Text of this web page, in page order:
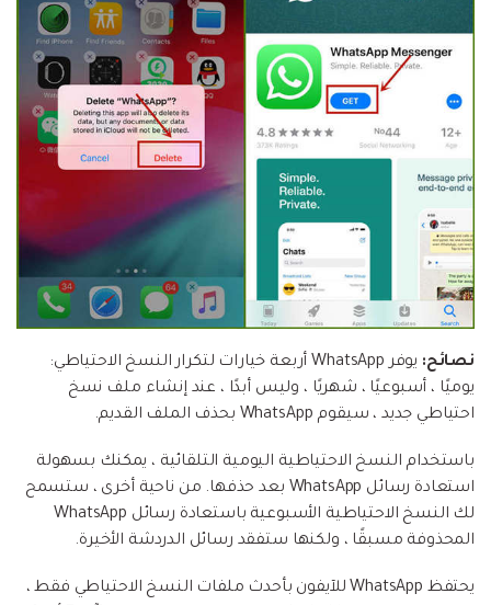
نصائح:
يوفر WhatsApp أربعة خيارات لتكرار النسخ الاحتياطي:
يوميًا ، أسبوعيًا ، شهريًا ، وليس أبدًا ، عند إنشاء ملف نسخ
احتياطي جديد ، سيقوم WhatsApp بحذف الملف القديم.
باستخدام النسخ الاحتياطية اليومية التلقائية ، يمكنك بسهولة
استعادة رسائل WhatsApp بعد حذفها. من ناحية أخرى ، ستسمح
لك النسخ الاحتياطية الأسبوعية باستعادة رسائل WhatsApp
المحذوفة مسبقًا ، ولكنها ستفقد رسائل الدردشة الأخيرة.
يحتفظ WhatsApp للآيفون بأحدث ملفات النسخ الاحتياطي فقط ،